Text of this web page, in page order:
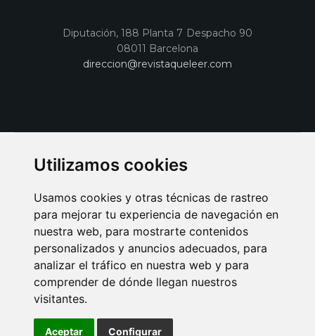
Utilizamos cookies
Usamos cookies y otras técnicas de rastreo
para mejorar tu experiencia de navegación en
nuestra web, para mostrarte contenidos
personalizados y anuncios adecuados, para
analizar el tráfico en nuestra web y para
comprender de dónde llegan nuestros
visitantes.
Aceptar Configurar
Diputación, 188 Planta 7 Despacho 90
08011 Barcelona
direccion@revistaqueleer.com
AVISO LEGAL POLITICA DE COOKIES
POLITICA DE PRIVACIDAD
PUBLICIDAD EN LA REVISTA QUÉ LEER
SORTEO-PREESTRENOS
SUSCRIPCIONES
Connecor Revistas